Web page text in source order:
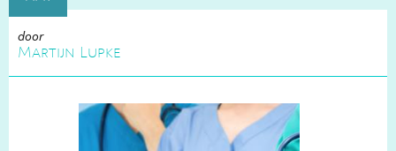
door
Martijn Lupke